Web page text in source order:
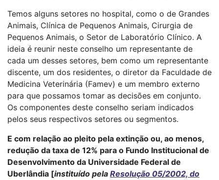
Temos alguns setores no hospital, como o de Grandes
Animais, Clínica de Pequenos Animais, Cirurgia de
Pequenos Animais, o Setor de Laboratório Clínico. A
ideia é reunir neste conselho um representante de
cada um desses setores, bem como um representante
discente, um dos residentes, o diretor da Faculdade de
Medicina Veterinária (Famev) e um membro externo
para que possamos tomar as decisões em conjunto.
Os componentes deste conselho seriam indicados
pelos seus respectivos setores ou segmentos.
E com relação ao pleito pela extinção ou, ao menos,
redução da taxa de 12% para o Fundo Institucional de
Desenvolvimento da Universidade Federal de
Uberlândia [instituído pela Resolução 05/2002, do